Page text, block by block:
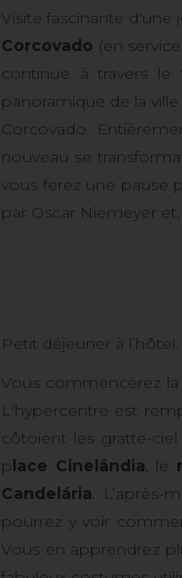
Visite fascinante d'une
Corcovado (en
continue à travers le
panoramique de la
Corcovado.
nouveau se
vous ferez une pause
par Oscar Niemeyer
Petit déjeuner à l’hôtel.
Vous commencerez
L'hypercentre est
côtoient les gratte-
place Cinelândia, le
Candelária. L’après-
pourrez y voir
Vous en apprendrez